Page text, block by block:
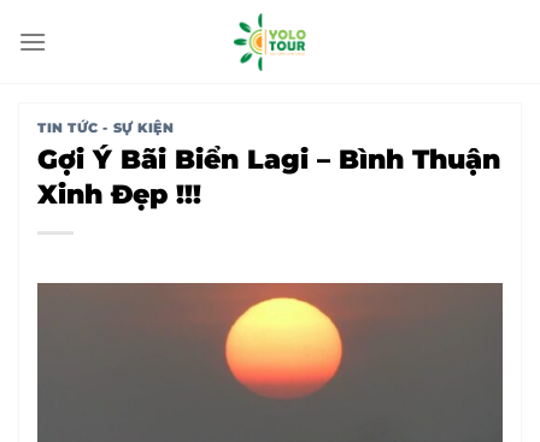
qua
TIN TỨC - SỰ KIỆN
Gợi Ý Bãi Biển Lagi – Bình Thuận
Xinh Đẹp !!!